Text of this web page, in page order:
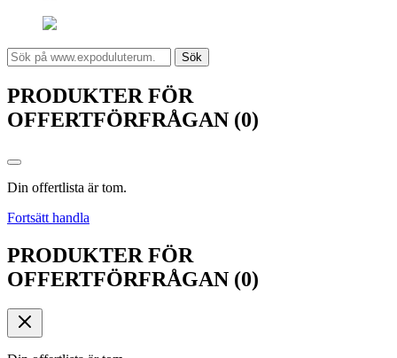
Sök
PRODUKTER FÖR
OFFERTFÖRFRÅGAN (0)
Din offertlista är tom.
Fortsätt handla
PRODUKTER FÖR
OFFERTFÖRFRÅGAN (0)